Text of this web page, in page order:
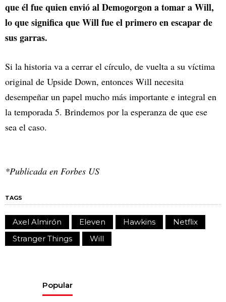
que él fue quien envió al Demogorgon a tomar a Will,
lo que significa que Will fue el primero en escapar de
sus garras.
Si la historia va a cerrar el círculo, de vuelta a su víctima
original de Upside Down, entonces Will necesita
desempeñar un papel mucho más importante e integral en
la temporada 5. Brindemos por la esperanza de que ese
sea el caso.
*Publicada en Forbes US
TAGS
Axel Almirón Eleven Hawkins
Netflix
Stranger Things
Will
Popular